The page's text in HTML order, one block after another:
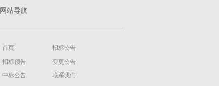
网站导航
首页
招标公告
招标预告
变更公告
中标公告
联系我们